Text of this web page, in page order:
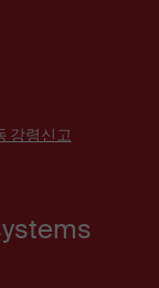
강령신고